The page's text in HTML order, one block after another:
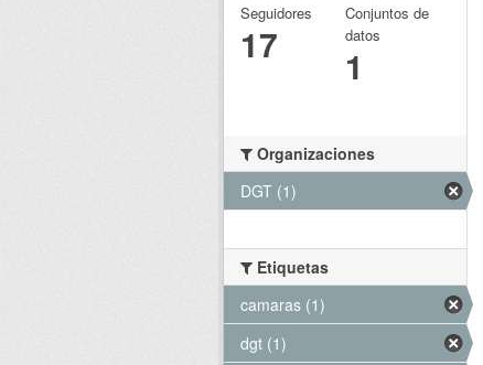
Seguidores
17
Conjuntos de
datos
1
Organizaciones
DGT (1)
Etiquetas
camaras (1)
dgt (1)